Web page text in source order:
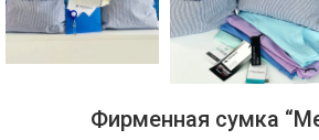
Фирменная сумка